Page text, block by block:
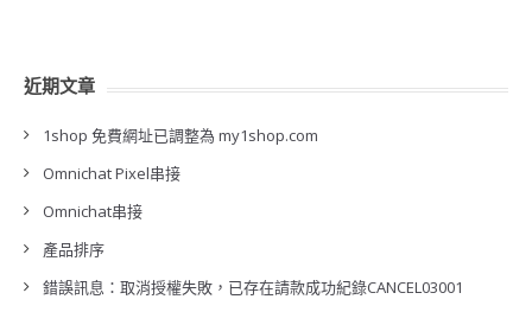
近期文章
1shop 免費網址已調整為 my1shop.com
Omnichat Pixel串接
Omnichat串接
產品排序
錯誤訊息：取消授權失敗，已存在請款成功紀錄CANCEL03001